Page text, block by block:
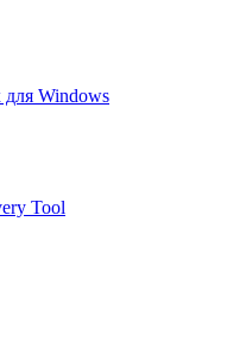
Windows
Tool